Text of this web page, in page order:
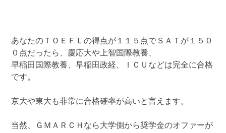
あなたのＴＯＥＦＬの得点が１１５点でＳＡＴが１５０
０点だったら、慶応大や上智国際教養、
早稲田国際教養、早稲田政経、ＩＣＵなどは完全に合格
です。
京大や東大も非常に合格確率が高いと言えます。
当然、ＧＭＡＲＣＨなら大学側から奨学金のオファーが